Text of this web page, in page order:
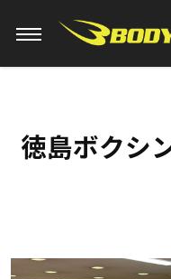
徳島ボクシ